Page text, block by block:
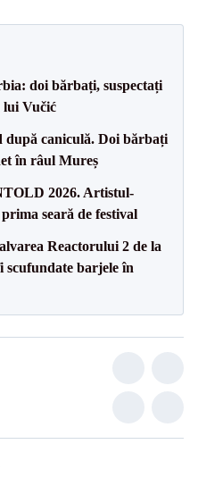
doi bărbați, suspectați
lui Vučić
după caniculă. Doi bărbați
în râul Mureș
2026. Artistul-
seară de festival
Reactorului 2 de la
barjele în